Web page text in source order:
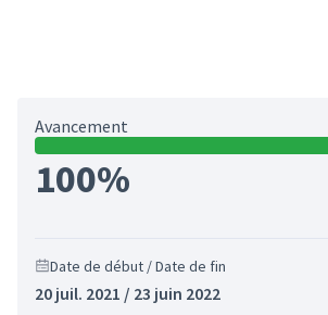
Avancement
100%
Date de début / Date de fin
20 juil. 2021 / 23 juin 2022